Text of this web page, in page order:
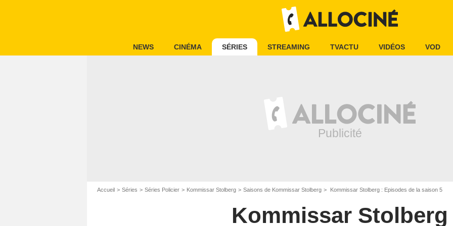
NEWS CINÉMA SÉRIES STREAMING TVACTU VIDÉOS VOD
Accueil Séries Séries Policier Kommissar Stolberg Saisons de Kommissar Stolberg Kommissar Stolberg : Episodes de la saison 5
Kommissar Stolberg